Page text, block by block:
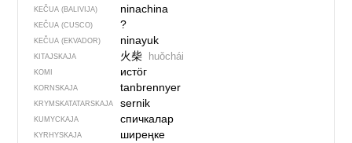
KEČUA (BALIVIJA) ninachina
KEČUA (CUSCO) ?
KEČUA (EKVADOR) ninayuk
KITAJSKAJA 火柴 huǒchái
KOMI истӧг
KORNSKAJA tanbrennyer
KRYMSKA­TATARSKAJA sernik
KUMYCKAJA спичкалар
KYRHYSKAJA ширеңке